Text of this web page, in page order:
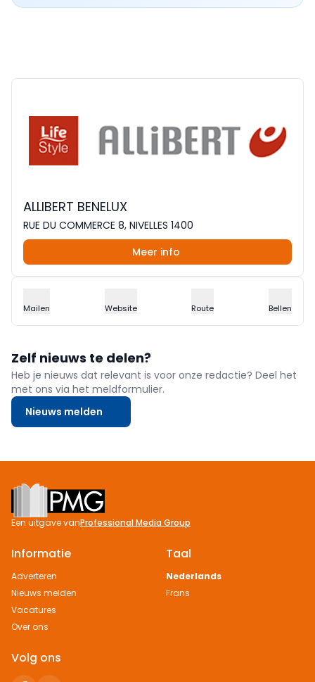
ALLIBERT BENELUX
RUE DU COMMERCE 8, NIVELLES 1400
Meer info
Mailen Website Route Bellen
Zelf nieuws te delen?
Heb je nieuws dat relevant is voor onze redactie? Deel het
met ons via het meldformulier.
Nieuws melden
Footer
Een uitgave vanProfessional Media Group
Informatie
Adverteren
Nieuws melden
Vacatures
Over ons
Taal
Nederlands
Frans
Volg ons